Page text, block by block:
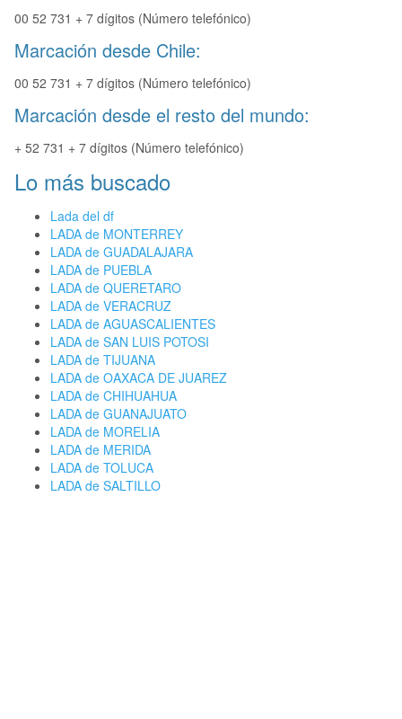
00 52 731 + 7 dígitos (Número telefónico)
Marcación desde Chile:
00 52 731 + 7 dígitos (Número telefónico)
Marcación desde el resto del mundo:
+ 52 731 + 7 dígitos (Número telefónico)
Lo más buscado
Lada del df
LADA de MONTERREY
LADA de GUADALAJARA
LADA de PUEBLA
LADA de QUERETARO
LADA de VERACRUZ
LADA de AGUASCALIENTES
LADA de SAN LUIS POTOSI
LADA de TIJUANA
LADA de OAXACA DE JUAREZ
LADA de CHIHUAHUA
LADA de GUANAJUATO
LADA de MORELIA
LADA de MERIDA
LADA de TOLUCA
LADA de SALTILLO